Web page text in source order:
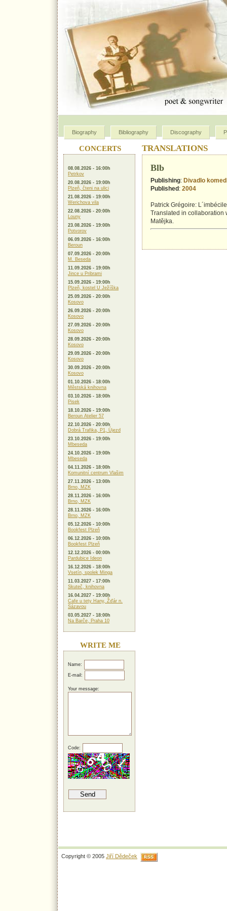
Biography Bibliography Discography
TRANSLATIONS
Blb
Publishing: Divadlo
Published : 2004
Patrick Grégoire:
Translated in collaboration
Matějka.
CONCERTS
08.08.2026 - 16:00h
Petrkov
20.08.2026 - 19:00h
Plzeň, čteni na ulici
21.08.2026 - 19:00h
Werichova vila
22.08.2026 - 20:00h
Louny
23.08.2026 - 19:00h
Potvorov
06.09.2026 - 16:00h
Beroun
07.09.2026 - 20:00h
M. Beseda
11.09.2026 - 19:00h
Jince u Pribrami
15.09.2026 - 19:00h
Plzeň, kostel U Ježíška
25.09.2026 - 20:00h
Kosovo
26.09.2026 - 20:00h
Kosovo
27.09.2026 - 20:00h
Kosovo
28.09.2026 - 20:00h
Kosovo
29.09.2026 - 20:00h
Kosovo
30.09.2026 - 20:00h
Kosovo
01.10.2026 - 18:00h
Městská knihovna
03.10.2026 - 18:00h
Pisek
18.10.2026 - 19:00h
Beroun Atelier 57
22.10.2026 - 20:00h
Dobrá Trafika, P1, Újezd
23.10.2026 - 19:00h
Mbeseda
24.10.2026 - 19:00h
Mbeseda
04.11.2026 - 18:00h
Komunitní centrum Vlašim
27.11.2026 - 13:00h
Brno, MZK
28.11.2026 - 16:00h
Brno, MZK
28.11.2026 - 16:00h
Brno, MZK
05.12.2026 - 10:00h
Bookfest Plzeň
06.12.2026 - 10:00h
Bookfest Plzeň
12.12.2026 - 00:00h
Pardubice Ideon
16.12.2026 - 18:00h
Vsetín, spolek Minga
11.03.2027 - 17:00h
Skuteč, knihovna
16.04.2027 - 19:00h
Cafe u tety Hany, Žďár n.
Sázavou
03.05.2027 - 18:00h
Na Barče, Praha 10
WRITE ME
Name:
E-mail:
Your message:
Code:
Copyright © 2005 Jiří Dědeček